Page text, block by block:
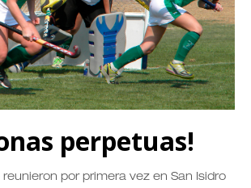
perpetuas!
reunieron por primera vez en San Isidro